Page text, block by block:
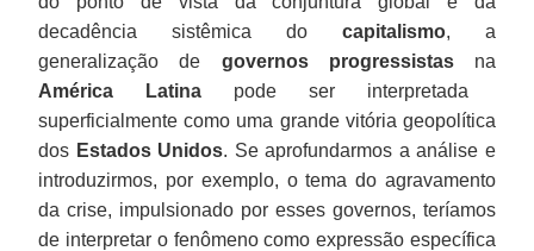
decadência sistêmica do capitalismo, a
generalização de governos progressistasna
América Latina pode ser interpretada
superficialmente como uma grande vitória geopolítica
dos Estados Unidos. Se aprofundarmos a análise e
introduzirmos, por exemplo, o tema do agravamento
da crise, impulsionado por esses governos, teríamos
de interpretar o fenômeno como expressão específica